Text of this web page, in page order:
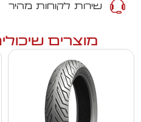
שירות לקוחות מהיר
מוצרים